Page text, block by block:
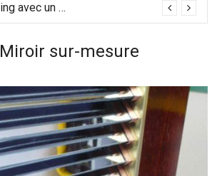
Home staging avec un miroir : 7 astuces efficaces pour valoriser son logement
Miroir sur-mesure